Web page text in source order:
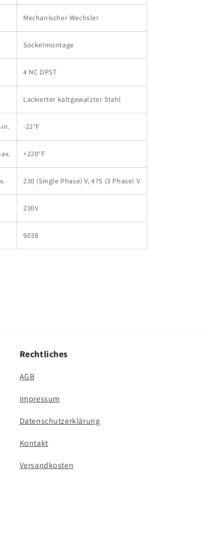
Mechanischer Wechsler
Sockelmontage
4 NC DPST
Lackierter kaltgewalzter Stahl
-22°F
+220°F
230 (Single Phase) V, 475 (3 Phase) V
230V
9038
Rechtliches
AGB
Impressum
Datenschutzerklärung
Kontakt
Versandkosten